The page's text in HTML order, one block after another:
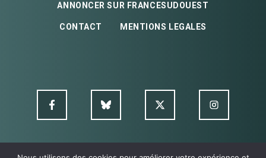
ANNONCER SUR FRANCESUDOUEST
CONTACT MENTIONS LEGALES